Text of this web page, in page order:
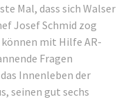
Mal, dass sich Walser
Josef Schmid zog
mit Hilfe AR-
Fragen
Innenleben der
seinen gut sechs